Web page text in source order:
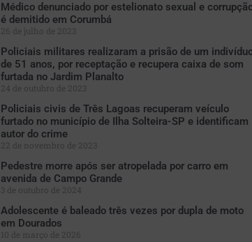
Médico denunciado por estelionato sexual e
é demitido em Corumbá
26 de julho de 2023
Policiais militares realizaram a prisão de um
de 51 anos, por receptação e recupera caixa de som
furtada no Jardim Planalto
24 de outubro de 2023
Policiais civis de Três Lagoas recuperam veículo
furtado no município de Ilha Solteira-SP e identificam
autor do crime
22 de novembro de 2023
Pedestre morre após ser atropelada por carro em
avenida de Campo Grande
3 de outubro de 2024
Adolescente é baleado três vezes por dupla de moto
em Dourados
10 de março de 2026